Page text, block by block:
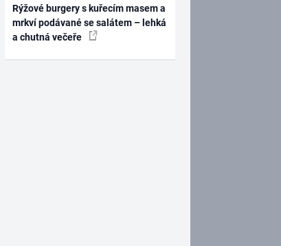
Rýžové burgery s kuřecím masem a
mrkví podávané se salátem – lehká
a chutná večeře